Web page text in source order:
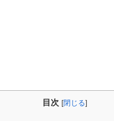
目次 [閉じる]